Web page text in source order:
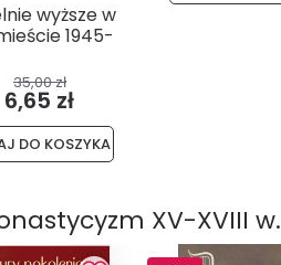
wyższe w
1945-
35,00 zł
6,65 zł
DO KOSZYKA
XV-XVIII w.